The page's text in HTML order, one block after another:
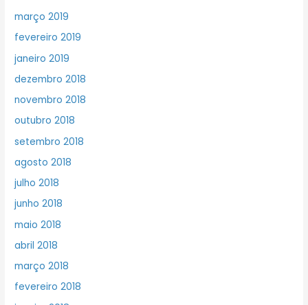
março 2019
fevereiro 2019
janeiro 2019
dezembro 2018
novembro 2018
outubro 2018
setembro 2018
agosto 2018
julho 2018
junho 2018
maio 2018
abril 2018
março 2018
fevereiro 2018